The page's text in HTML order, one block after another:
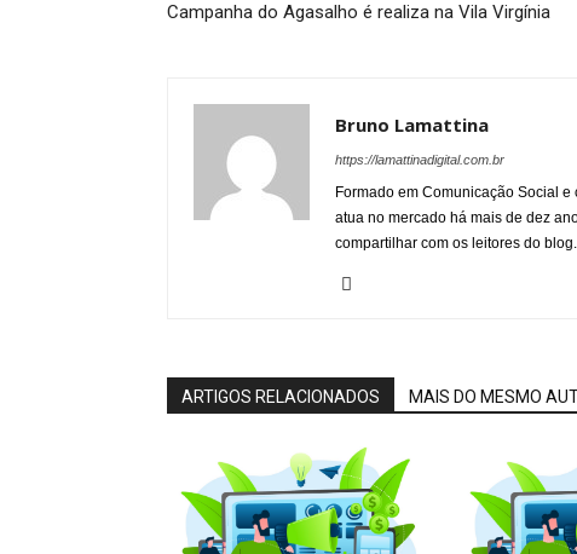
Campanha do Agasalho é realiza na Vila Virgínia
Bruno Lamattina
https://lamattinadigital.com.br
Formado em Comunicação Social
atua no mercado há mais de dez
compartilhar com os leitores do blog.
ARTIGOS RELACIONADOS MAIS DO MESMO